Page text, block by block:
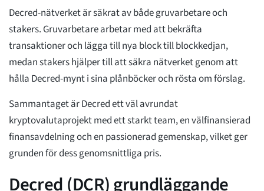
Decred-nätverket är säkrat av både gruvarbetare och
stakers. Gruvarbetare arbetar med att bekräfta
transaktioner och lägga till nya block till blockkedjan,
medan stakers hjälper till att säkra nätverket genom att
hålla Decred-mynt i sina plånböcker och rösta om förslag.
Sammantaget är Decred ett väl avrundat
kryptovalutaprojekt med ett starkt team, en välfinansierad
finansavdelning och en passionerad gemenskap, vilket ger
grunden för dess genomsnittliga pris.
Decred (DCR) grundläggande